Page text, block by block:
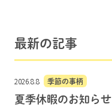
最新の記事
2026.8.8 季節の事柄
夏季休暇のお知らせ